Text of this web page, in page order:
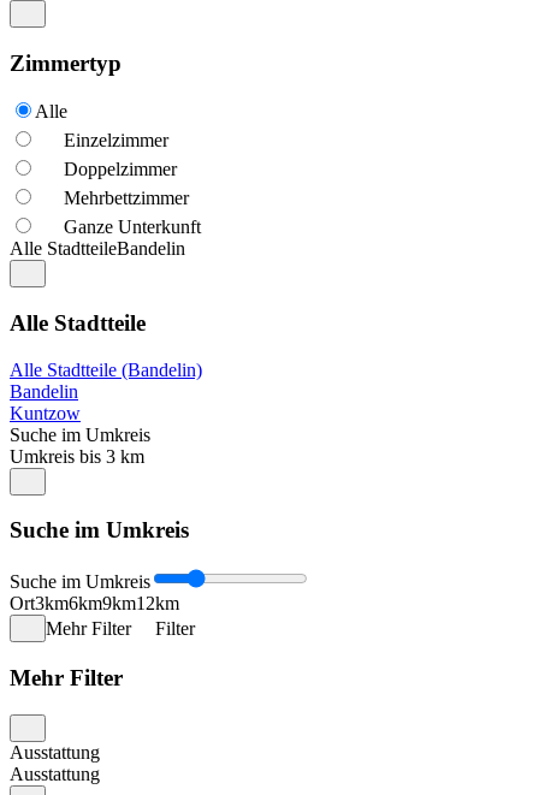
Zimmertyp
Alle
Einzelzimmer
Doppelzimmer
Mehrbettzimmer
Ganze Unterkunft
Alle StadtteileBandelin
Alle Stadtteile
Alle Stadtteile (Bandelin)
Bandelin
Kuntzow
Suche im Umkreis
Umkreis bis 3 km
Suche im Umkreis
Suche im Umkreis
Ort3km6km9km12km
Mehr Filter
Filter
Mehr Filter
Ausstattung
Ausstattung